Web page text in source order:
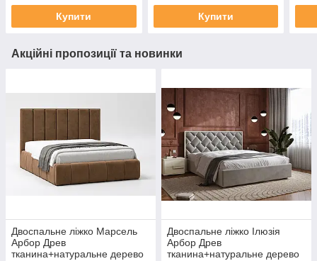
Купити Купити
Акційні пропозиції та новинки
Двоспальне ліжко Марсель
Арбор Древ
тканина+натуральне дерево
Двоспальне ліжко Ілюзія
Арбор Древ
тканина+натуральне дерево